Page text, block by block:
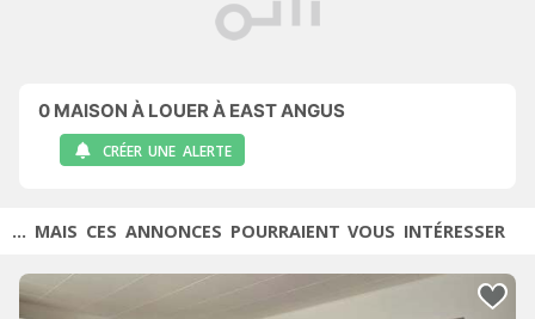
0 MAISON À LOUER À EAST ANGUS
CRÉER UNE ALERTE
... MAIS CES ANNONCES POURRAIENT VOUS INTÉRESSER